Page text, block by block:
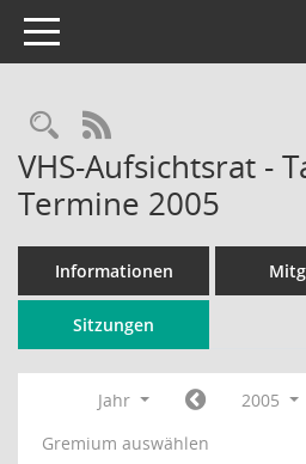
Toggle navigation
Rechercheauswahl
RSS-Feed
VHS-Aufsichtsrat -
Termine 2005
Informationen
Sitzungen
Jahr
2005
Gremium auswählen